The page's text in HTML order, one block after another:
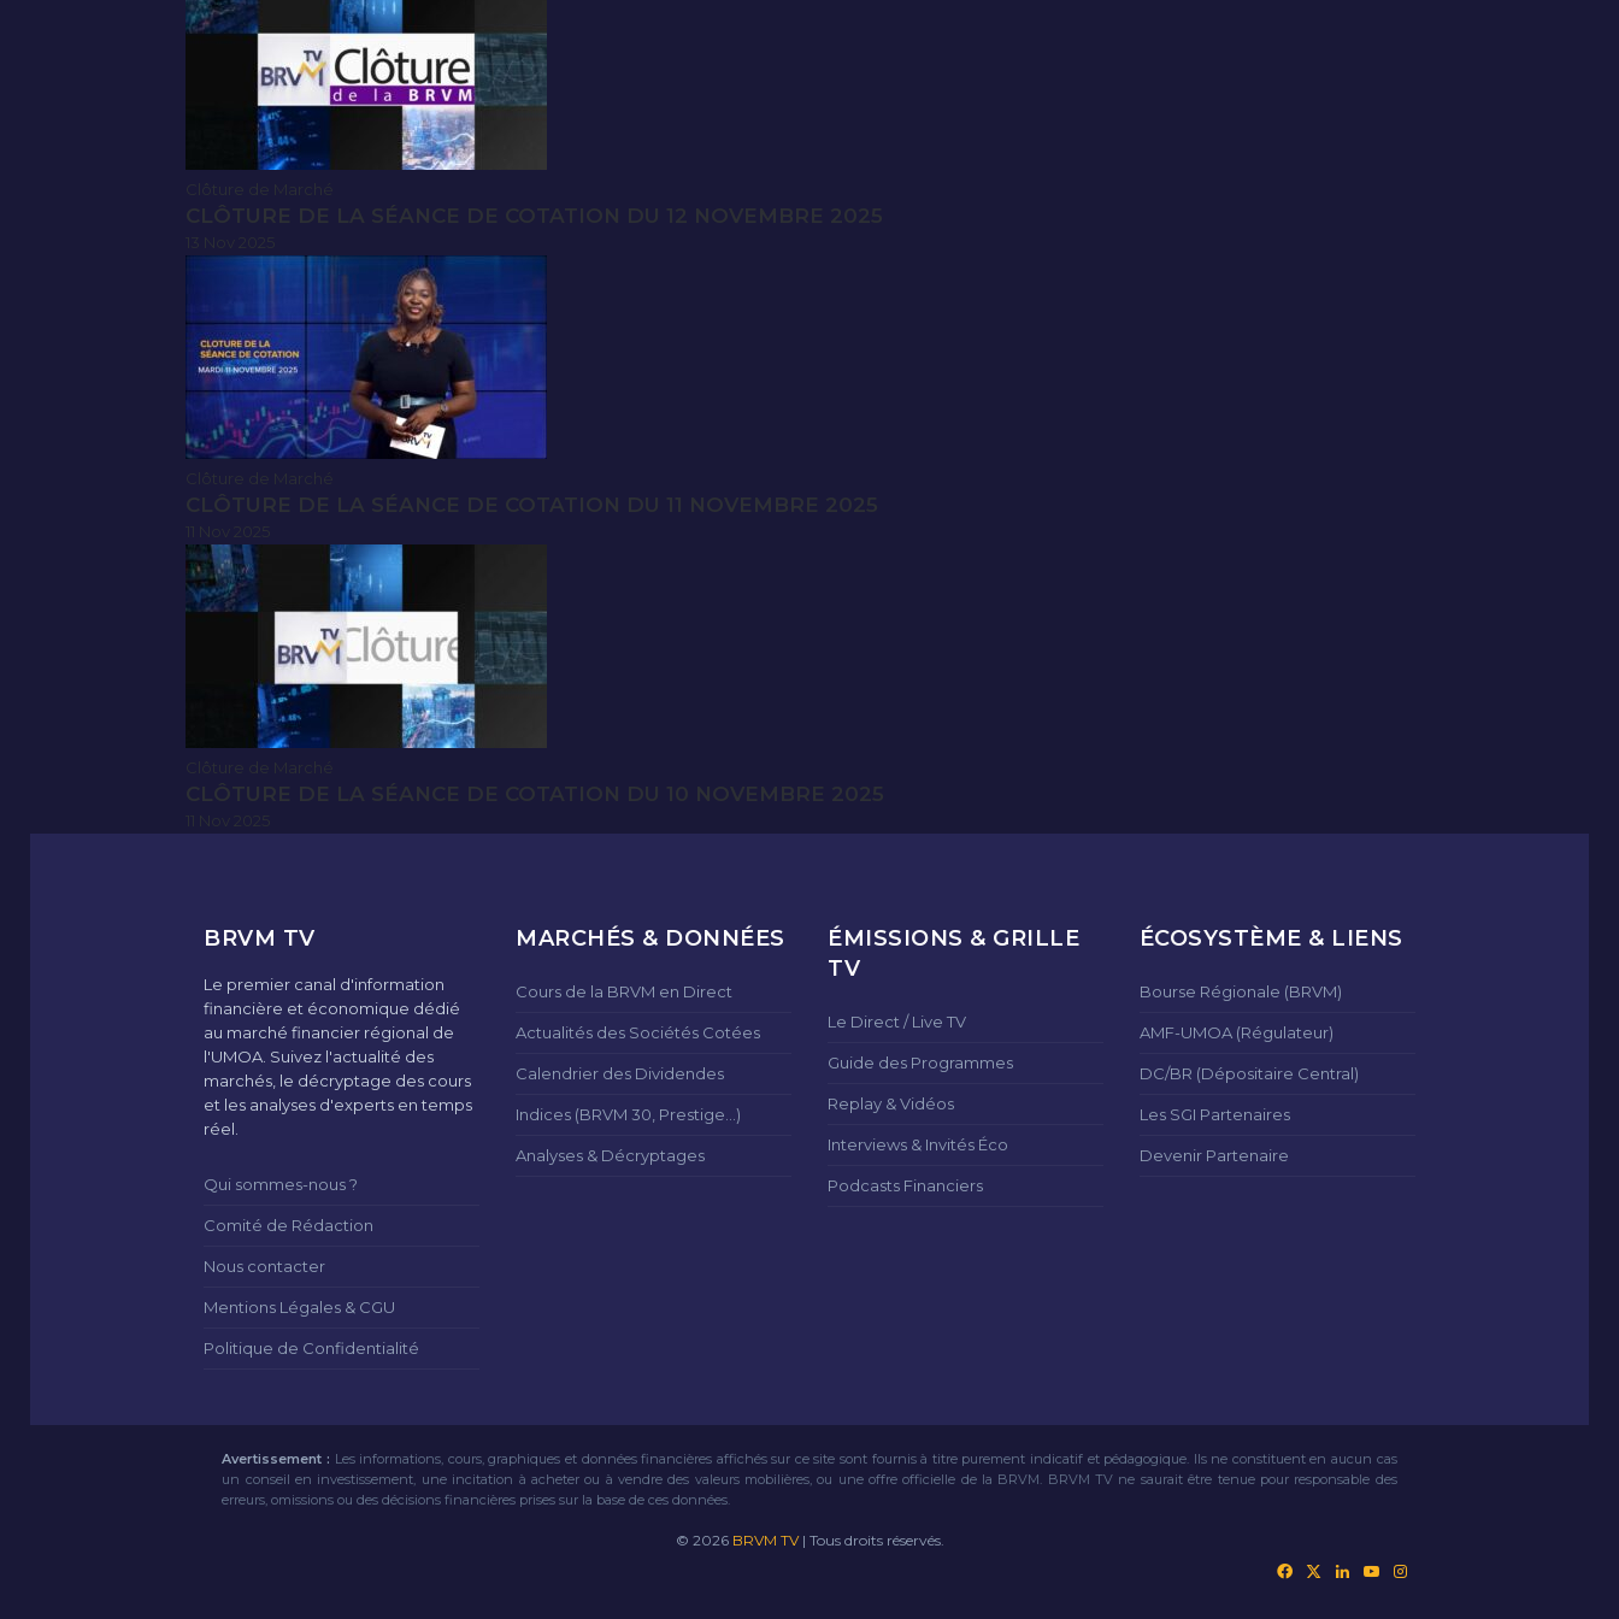
CLÔTURE DE LA SÉANCE DE COTATION DU 12 NOVEMBRE 2025
CLÔTURE DE LA SÉANCE DE COTATION DU 11 NOVEMBRE 2025
CLÔTURE DE LA SÉANCE DE COTATION DU 10 NOVEMBRE 2025
BRVM TV
Le premier canal d'information
financière et économique dédié
au marché financier régional de
l'UMOA. Suivez l'actualité des
marchés, le décryptage des cours
et les analyses d'experts en temps
réel.
Qui sommes-nous ?
Comité de Rédaction
Nous contacter
Mentions Légales & CGU
Politique de Confidentialité
MARCHÉS & DONNÉES
Cours de la BRVM en Direct
Actualités des Sociétés Cotées
Calendrier des Dividendes
Indices (BRVM 30, Prestige...)
Analyses & Décryptages
ÉMISSIONS & GRILLE
TV
Le Direct / Live TV
Guide des Programmes
Replay & Vidéos
Interviews & Invités Éco
Podcasts Financiers
ÉCOSYSTÈME & LIENS
Bourse Régionale (BRVM)
AMF-UMOA (Régulateur)
DC/BR (Dépositaire Central)
Les SGI Partenaires
Devenir Partenaire
Avertissement : Les informations, cours, graphiques et données financières affichés sur ce site sont fournis à titre purement indicatif et pédagogique. Ils ne constituent en aucun cas
un conseil en investissement, une incitation à acheter ou à vendre des valeurs mobilières, ou une offre officielle de la BRVM. BRVM TV ne saurait être tenue pour responsable des
erreurs, omissions ou des décisions financières prises sur la base de ces données.
© 2026 BRVM TV| Tous droits réservés.
FacebookLinkedinYouTube